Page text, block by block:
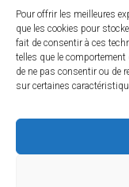
Pour offrir les meilleures
que les cookies pour
fait de consentir à ces
telles que le
de ne pas consentir ou de
sur certaines